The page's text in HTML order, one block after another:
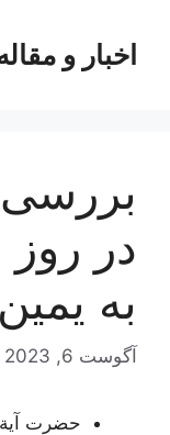
محتوااخبار و
در
به یمین
آگوست 6, 2023
حضرت